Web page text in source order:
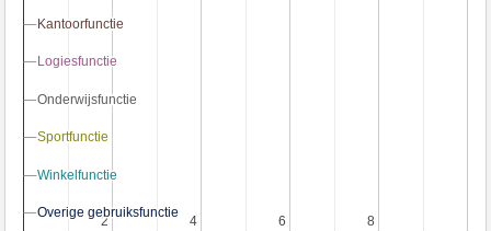
2
2 4
4 6
6 8
8
Kantoorfunctie
Kantoorfunctie
Logiesfunctie
Logiesfunctie
Onderwijsfunctie
Onderwijsfunctie
Sportfunctie
Sportfunctie
Winkelfunctie
Winkelfunctie
Overige gebruiksfunctie
Overige gebruiksfunctie